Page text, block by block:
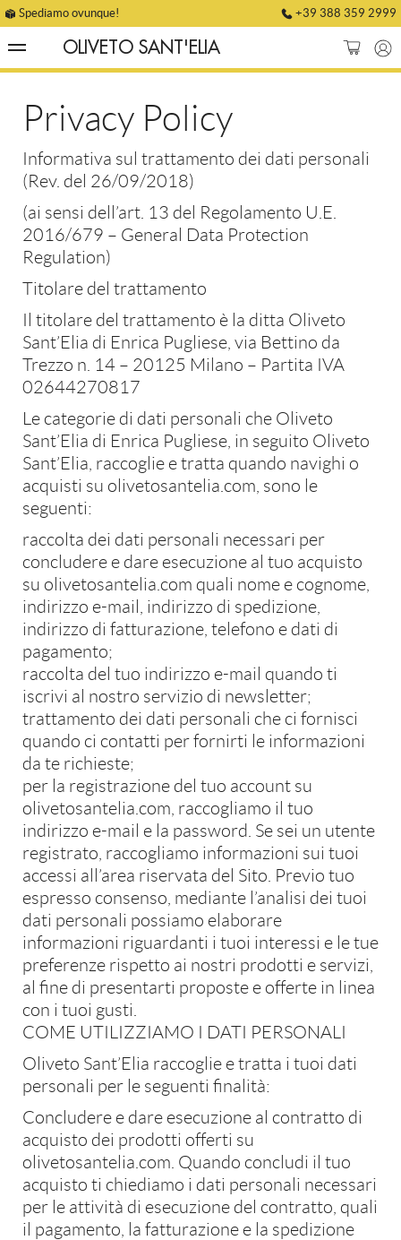
Spediamo ovunque! +39 388 359 2999
OLIVETO SANT'ELIA
Home
L’oliveto
Olio ExtraVergine di
Oliva
Shop
Ricette
Privacy Policy
Ordini
Indirizzo
Metodi di pagamento
Dettagli account
Privacy Policy
Informativa sul trattamento dei dati personali
(Rev. del 26/09/2018)
(ai sensi dell’art. 13 del Regolamento U.E.
2016/679 – General Data Protection
Regulation)
Titolare del trattamento
Il titolare del trattamento è la ditta Oliveto
Sant’Elia di Enrica Pugliese, via Bettino da
Trezzo n. 14 – 20125 Milano – Partita IVA
02644270817
Le categorie di dati personali che Oliveto
Sant’Elia di Enrica Pugliese, in seguito Oliveto
Sant’Elia, raccoglie e tratta quando navighi o
acquisti su olivetosantelia.com, sono le
seguenti:
raccolta dei dati personali necessari per
concludere e dare esecuzione al tuo acquisto
su olivetosantelia.com quali nome e cognome,
indirizzo e-mail, indirizzo di spedizione,
indirizzo di fatturazione, telefono e dati di
pagamento;
raccolta del tuo indirizzo e-mail quando ti
iscrivi al nostro servizio di newsletter;
trattamento dei dati personali che ci fornisci
quando ci contatti per fornirti le informazioni
da te richieste;
per la registrazione del tuo account su
olivetosantelia.com, raccogliamo il tuo
indirizzo e-mail e la password. Se sei un utente
registrato, raccogliamo informazioni sui tuoi
accessi all’area riservata del Sito. Previo tuo
espresso consenso, mediante l’analisi dei tuoi
dati personali possiamo elaborare
informazioni riguardanti i tuoi interessi e le tue
preferenze rispetto ai nostri prodotti e servizi,
al fine di presentarti proposte e offerte in linea
con i tuoi gusti.
COME UTILIZZIAMO I DATI PERSONALI
Oliveto Sant’Elia raccoglie e tratta i tuoi dati
personali per le seguenti finalità:
Concludere e dare esecuzione al contratto di
acquisto dei prodotti offerti su
olivetosantelia.com. Quando concludi il tuo
acquisto ti chiediamo i dati personali necessari
per le attività di esecuzione del contratto, quali
il pagamento, la fatturazione e la spedizione